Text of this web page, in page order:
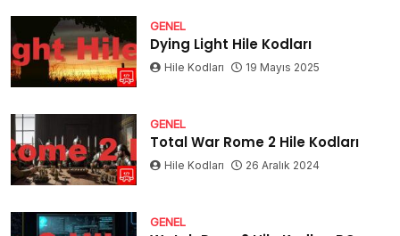
GENEL
Dying Light Hile Kodları
Hile Kodları 19 Mayıs 2025
GENEL
Total War Rome 2 Hile Kodları
Hile Kodları 26 Aralık 2024
GENEL